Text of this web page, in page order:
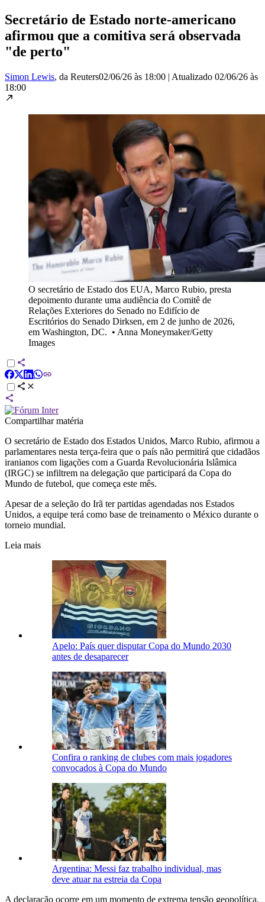
Secretário de Estado norte-americano
afirmou que a comitiva será observada
"de perto"
Simon Lewis, da Reuters02/06/26 às 18:00 | Atualizado 02/06/26 às
18:00
O secretário de Estado dos EUA, Marco Rubio, presta
depoimento durante uma audiência do Comitê de
Relações Exteriores do Senado no Edifício de
Escritórios do Senado Dirksen, em 2 de junho de 2026,
em Washington, DC. • Anna Moneymaker/Getty
Images
Compartilhar matéria
O secretário de Estado dos Estados Unidos, Marco Rubio, afirmou a
parlamentares nesta terça-feira que o país não permitirá que cidadãos
iranianos com ligações com a Guarda Revolucionária Islâmica
(IRGC) se infiltrem na delegação que participará da Copa do
Mundo de futebol, que começa este mês.
Apesar de a seleção do Irã ter partidas agendadas nos Estados
Unidos, a equipe terá como base de treinamento o México durante o
torneio mundial.
Leia mais
Apelo: País quer disputar Copa do Mundo 2030
antes de desaparecer
Confira o ranking de clubes com mais jogadores
convocados à Copa do Mundo
Argentina: Messi faz trabalho individual, mas
deve atuar na estreia da Copa
A declaração ocorre em um momento de extrema tensão geopolítica.